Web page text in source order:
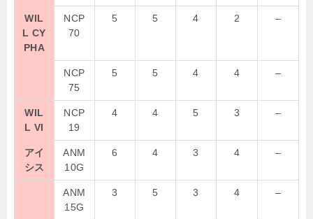
WIL
L CY
PHA
NCP
70
5 5 4 2 –
NCP
75
5 5 4 4 –
WIL
L VI
NCP
19
4 4 5 3 –
アイ
シス
ANM
10G
6 4 3 4 –
ANM
15G
3 5 3 4 –